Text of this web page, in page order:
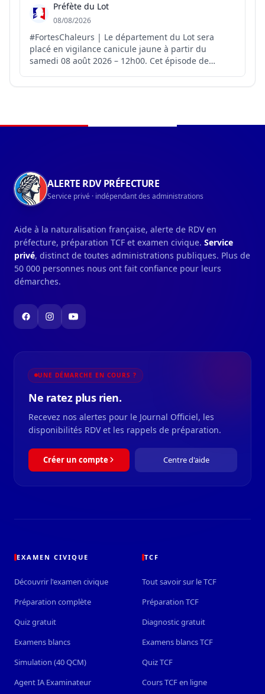
Préfète du Lot
08/08/2026
#FortesChaleurs | Le département du Lot sera
placé en vigilance canicule jaune à partir du
samedi 08 août 2026 – 12h00. Cet épisode de
raison de son intensité et a un effet immédiat sur
ALERTE RDV PRÉFECTURE
Service privé · indépendant des administrations
Aide à la naturalisation française, alerte de RDV en
préfecture, préparation TCF et examen civique. Service
privé, distinct de toutes administrations publiques. Plus de
50 000 personnes nous ont fait confiance pour leurs
démarches.
UNE DÉMARCHE EN COURS ?
Ne ratez plus rien.
Recevez nos alertes pour le Journal Officiel, les
disponibilités RDV et les rappels de préparation.
Créer un compte Centre d'aide
EXAMEN CIVIQUE
Découvrir l'examen civique
Préparation complète
Quiz gratuit
Examens blancs
Simulation (40 QCM)
Agent IA Examinateur
TCF
Tout savoir sur le TCF
Préparation TCF
Diagnostic gratuit
Examens blancs TCF
Quiz TCF
Cours TCF en ligne